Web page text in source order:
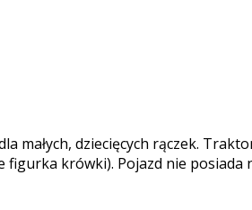
dziecięcych rączek.
krówki). Pojazd nie posiada